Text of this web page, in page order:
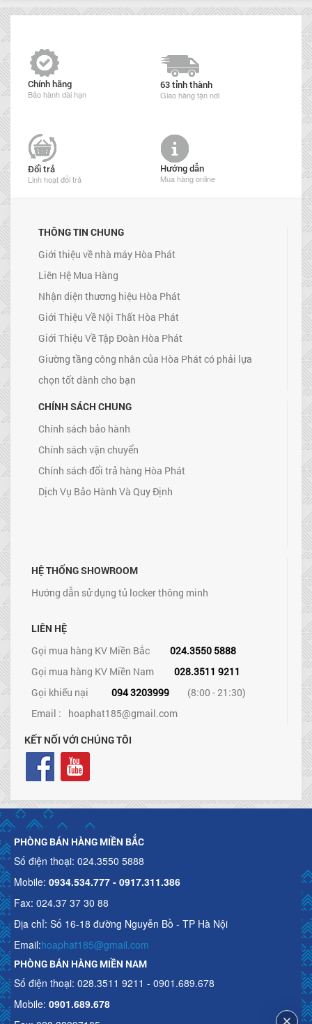
Chính hãng
Bảo hành dài hạn
63 tỉnh thành
Giao hàng tận nơi
Đổi trả
Linh hoạt đổi trả
Hướng dẫn
Mua hàng online
THÔNG TIN CHUNG
Giới thiệu về nhà máy Hòa Phát
Liên Hệ Mua Hàng
Nhận diện thương hiệu Hòa Phát
Giới Thiệu Về Nội Thất Hòa Phát
Giới Thiệu Về Tập Đoàn Hòa Phát
Giường tầng công nhân của Hòa Phát có phải lựa
chọn tốt dành cho bạn
CHÍNH SÁCH CHUNG
Chính sách bảo hành
Chính sách vận chuyển
Chính sách đổi trả hàng Hòa Phát
Dịch Vụ Bảo Hành Và Quy Định
HỆ THỐNG SHOWROOM
Hướng dẫn sử dụng tủ locker thông minh
LIÊN HỆ
Gọi mua hàng KV Miền Bắc
024.3550 5888
Gọi mua hàng KV Miền Nam
028.3511 9211
Gọi khiếu nại
094 3203999
(8:00 - 21:30)
Email : hoaphat185@gmail.com
KẾT NỐI VỚI CHÚNG TÔI
PHÒNG BÁN HÀNG MIỀN BẮC
Số điện thoại: 024.3550 5888
Mobile: 0934.534.777 - 0917.311.386
Fax: 024.37 37 30 88
Địa chỉ: Số 16-18 đường Nguyễn Bồ - TP Hà Nội
Email:hoaphat185@gmail.com
PHÒNG BÁN HÀNG MIỀN NAM
Số điện thoại: 028.3511 9211 - 0901.689.678
Mobile: 0901.689.678